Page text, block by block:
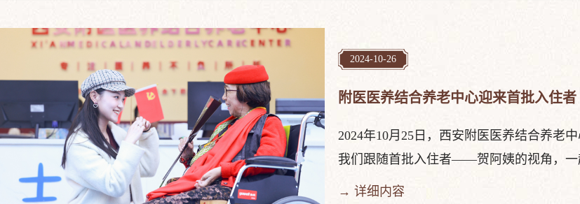
2024-10-26
附医医养结合养老中心迎来首批入住者
2024年10月25日，西安附医医养结合养老
我们跟随首批入住者——贺阿姨的视角，
→ 详细内容